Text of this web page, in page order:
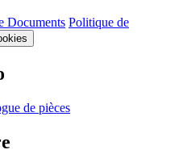
Documents Politique de
de pièces